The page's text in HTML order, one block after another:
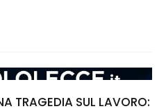
TRAGEDIA SUL LAVORO: